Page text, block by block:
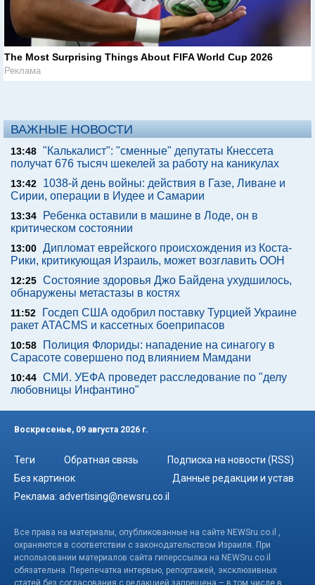
The Most Surprising Things About FIFA World Cup 2026
Реклама
ВАЖНЫЕ НОВОСТИ
13:48 "Калькалист": "сменные" депутаты Кнессета
получат 676 тысяч шекелей за работу на каникулах
13:42
1038-й день войны: действия в Газе, Ливане и
Сирии, операции в Иудее и Самарии
13:34
Ребенка оставили в машине в Лоде, он в
критическом состоянии
13:00 Дипломат еврейского происхождения из Коста-
Рики, критикующая Израиль, может возглавить ООН
12:25 Состояние здоровья Джо Байдена ухудшилось,
обнаружены метастазы в костях
11:52
Госдеп США одобрил поставку Турцией Украине
ракет ATACMS и кассетных боеприпасов
10:58
Полиция Флориды: нападение на синагогу в
Сарасоте совершено под влиянием Мамдани
10:44 СМИ. УЕФА проведет расследование по "делу
любовницы Инфантино"
Воскресенье, 09 августа 2026 г.
Теги Обратная связь
Подписка на новости (RSS)
Без картинок
Данные редакции и устав
Реклама: advertising@newsru.co.il
Все права на материалы, опубликованные на сайте NEWSru.co.il ,
охраняются в соответствии с законодательством Израиля. При
использовании материалов сайта гиперссылка на NEWSru.co.il
обязательна. Перепечатка интервью, репортажей, эксклюзивных
статей без согласования с редакцией запрещена – в том числе в